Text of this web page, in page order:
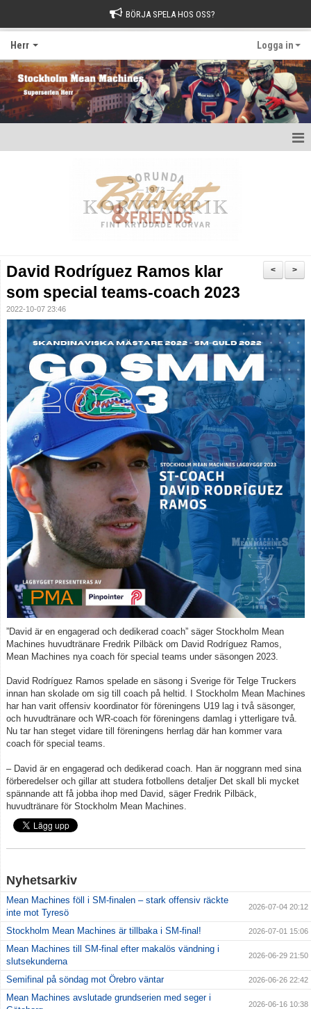
BÖRJA SPELA HOS OSS?
Herr Logga in
>
<
David Rodríguez Ramos klar
som special teams-coach 2023
2022-10-07 23:46
”David är en engagerad och dedikerad coach” säger Stockholm Mean
Machines huvudtränare Fredrik Pilbäck om David Rodríguez Ramos,
Mean Machines nya coach för special teams under säsongen 2023.
David Rodríguez Ramos spelade en säsong i Sverige för Telge Truckers
innan han skolade om sig till coach på heltid. I Stockholm Mean Machines
har han varit offensiv koordinator för föreningens U19 lag i två säsonger,
och huvudtränare och WR-coach för föreningens damlag i ytterligare två.
Nu tar han steget vidare till föreningens herrlag där han kommer vara
coach för special teams.
– David är en engagerad och dedikerad coach. Han är noggrann med sina
förberedelser och gillar att studera fotbollens detaljer Det skall bli mycket
spännande att få jobba ihop med David, säger Fredrik Pilbäck,
huvudtränare för Stockholm Mean Machines.
Nyhetsarkiv
Mean Machines föll i SM-finalen – stark offensiv räckte
inte mot Tyresö
2026-07-04 20:12
Stockholm Mean Machines är tillbaka i SM-final! 2026-07-01 15:06
Mean Machines till SM-final efter makalös vändning i
slutsekunderna
2026-06-29 21:50
Semifinal på söndag mot Örebro väntar 2026-06-26 22:42
Mean Machines avslutade grundserien med seger i
2026-06-16 10:38